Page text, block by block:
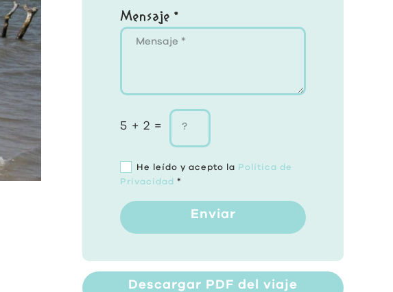
Mensaje *
5 + 2 =
He leído y acepto la Política de
Privacidad *
Enviar
Descargar PDF del viaje